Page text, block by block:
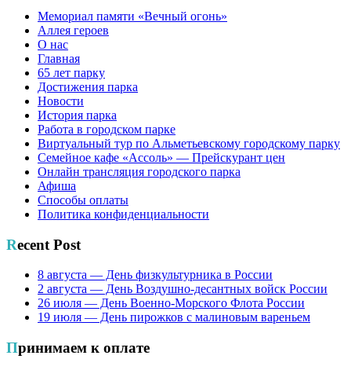
Мемориал памяти «Вечный огонь»
Аллея героев
О нас
Главная
65 лет парку
Достижения парка
Новости
История парка
Работа в городском парке
Виртуальный тур по Альметьевскому городскому парку
Семейное кафе «Ассоль» — Прейскурант цен
Онлайн трансляция городского парка
Афиша
Способы оплаты
Политика конфиденциальности
Recent Post
8 августа — День физкультурника в России
2 августа — День Воздушно-десантных войск России
26 июля — День Военно-Морского Флота России
19 июля — День пирожков с малиновым вареньем
Принимаем к оплате